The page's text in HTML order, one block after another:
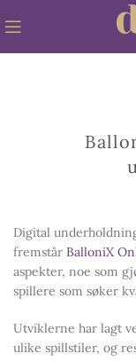
Digital
fremstår BalloniX
aspekter, noe som
spillere som søker
Utviklerne har lagt
ulike spillstiler, og